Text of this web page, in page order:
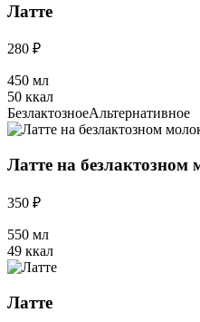
Латте
280 ₽
450 мл
50 ккал
БезлактозноеАльтернативное
Латте на безлактозном
350 ₽
550 мл
49 ккал
Латте